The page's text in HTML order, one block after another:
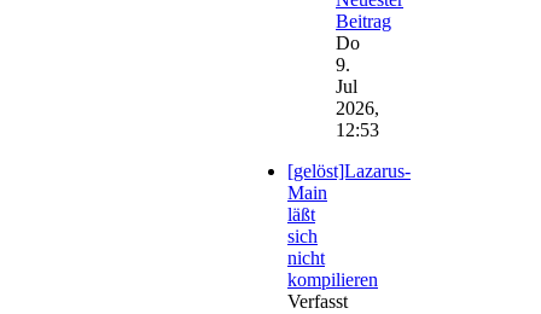
Beitrag
Do
9.
Jul
2026,
12:53
[gelöst]Lazarus-
Main
läßt
sich
nicht
kompilieren
Verfasst